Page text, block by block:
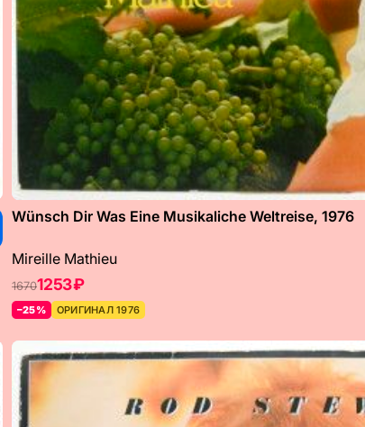
Wünsch Dir Was Eine Musikaliche Weltreise, 1976
Mireille Mathieu
16701253 ₽
–25% ОРИГИНАЛ 1976